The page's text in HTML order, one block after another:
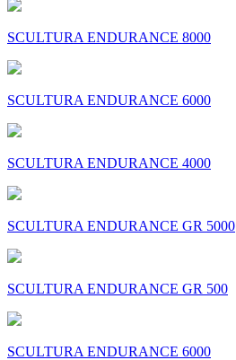
SCULTURA ENDURANCE 8000
SCULTURA ENDURANCE 6000
SCULTURA ENDURANCE 4000
SCULTURA ENDURANCE GR 5000
SCULTURA ENDURANCE GR 500
SCULTURA ENDURANCE 6000